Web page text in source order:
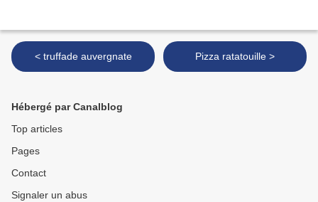
< truffade auvergnate Pizza ratatouille >
Hébergé par Canalblog
Top articles
Pages
Contact
Signaler un abus